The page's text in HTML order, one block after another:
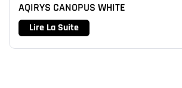
AQIRYS CANOPUS WHITE
Lire La Suite